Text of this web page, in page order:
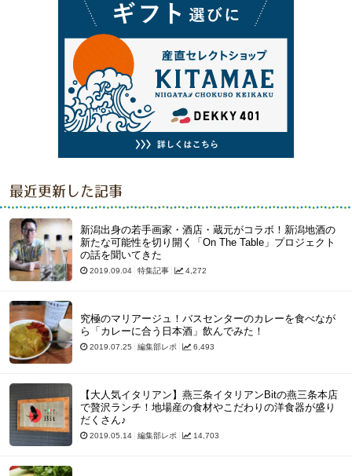
最近更新した記事
新潟出身の若手画家・酒店・蔵元がコラボ！新潟地酒の
新たな可能性を切り開く「On The Table」プロジェクト
の話を聞いてきた
2019.09.04 特集記事 4,272
究極のマリアージュ！バスセンターのカレーを食べなが
ら「カレーに合う日本酒」飲んでみた！
2019.07.25 編集部レポ 6,493
【大人気イタリアン】燕三条イタリアンBitの燕三条本店
で贅沢ランチ！地場産の食材やこだわりの洋食器が盛り
だくさん♪
2019.05.14 編集部レポ 14,703